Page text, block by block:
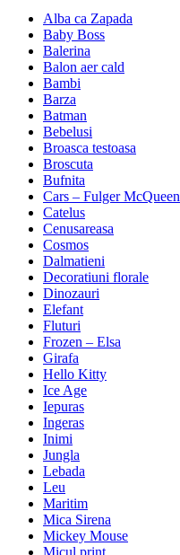
Alba ca Zapada
Baby Boss
Balerina
Balon aer cald
Bambi
Barza
Batman
Bebelusi
Broasca testoasa
Broscuta
Bufnita
Cars – Fulger McQueen
Catelus
Cenusareasa
Cosmos
Dalmatieni
Decoratiuni florale
Dinozauri
Elefant
Fluturi
Frozen – Elsa
Girafa
Hello Kitty
Ice Age
Iepuras
Ingeras
Inimi
Jungla
Lebada
Leu
Maritim
Mica Sirena
Mickey Mouse
Micul print